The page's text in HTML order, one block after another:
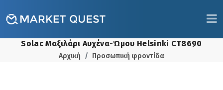
Solac Μαξιλάρι Αυχένα-Ώμου Helsinki CT8690
Αρχική Προσωπική φροντίδα